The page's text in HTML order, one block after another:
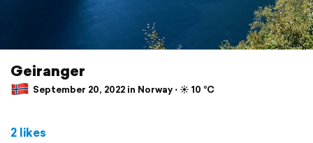
Geiranger
September 20, 2022 in Norway ⋅ ☀️ 10 °C
2 likes